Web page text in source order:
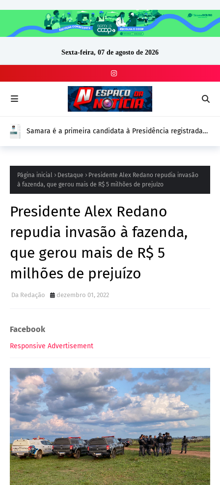
Sexta-feira, 07 de agosto de 2026
Samara é a primeira candidata à Presidência registrada
Página inicial Destaque
Presidente Alex Redano repudia invasão
à fazenda, que gerou mais de R$ 5 milhões de prejuízo
Presidente Alex Redano
repudia invasão à fazenda,
que gerou mais de R$ 5
milhões de prejuízo
Da Redação dezembro 01, 2022
Facebook
Responsive Advertisement